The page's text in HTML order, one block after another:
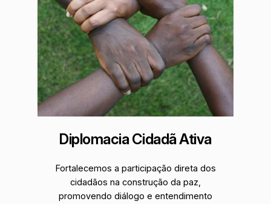
Diplomacia Cidadã Ativa
Fortalecemos a participação direta dos
cidadãos na construção da paz,
promovendo diálogo e entendimento